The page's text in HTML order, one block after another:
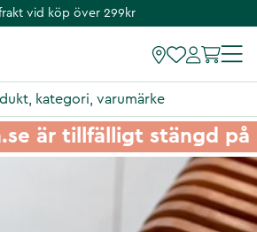
Fri frakt vid köp över 299kr
är tillfälligt stängd